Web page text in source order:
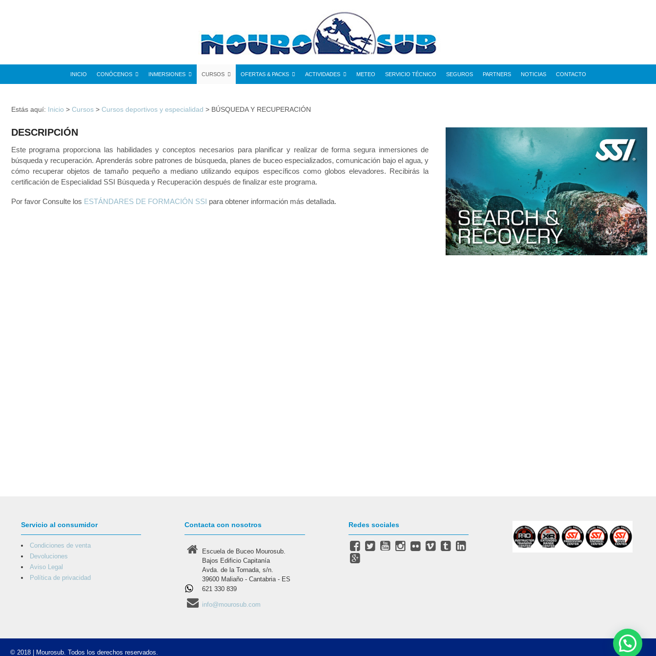
INICIO CONÓCENOS INMERSIONES CURSOS OFERTAS & PACKS ACTIVIDADES METEO SERVICIO TÉCNICO SEGUROS PARTNERS NOTICIAS CONTACTO
Estás aquí: Inicio > Cursos > Cursos deportivos y especialidad > BÚSQUEDA Y RECUPERACIÓN
DESCRIPCIÓN
Este programa proporciona las habilidades y conceptos necesarios para planificar y realizar de forma segura inmersiones de
búsqueda y recuperación. Aprenderás sobre patrones de búsqueda, planes de buceo especializados, comunicación bajo el agua, y
cómo recuperar objetos de tamaño pequeño a mediano utilizando equipos específicos como globos elevadores. Recibirás la
certificación de Especialidad SSI Búsqueda y Recuperación después de finalizar este programa.
Por favor Consulte los ESTÁNDARES DE FORMACIÓN SSI para obtener información más detallada.
Servicio al consumidor
Condiciones de venta
Devoluciones
Aviso Legal
Política de privacidad
Contacta con nosotros
Escuela de Buceo Mourosub.
Bajos Edificio Capitanía
Avda. de la Tornada, s/n.
39600 Maliaño - Cantabria - ES
621 330 839
info@mourosub.com
Redes sociales
© 2018 | Mourosub. Todos los derechos reservados.